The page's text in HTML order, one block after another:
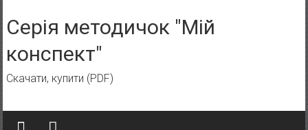
Серія методичок "Мій
конспект"
Скачати, купити (PDF)